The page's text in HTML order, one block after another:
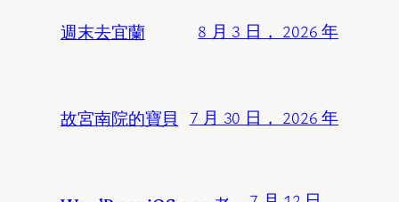
週末去宜蘭 8 月 3 日， 2026 年
故宮南院的寶貝 7 月 30 日， 2026 年